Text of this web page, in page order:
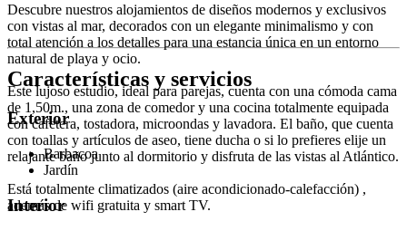
Descubre nuestros alojamientos de diseños modernos y exclusivos
con vistas al mar, decorados con un elegante minimalismo y con
total atención a los detalles para una estancia única en un entorno
natural de playa y ocio.
Este lujoso estudio, ideal para parejas, cuenta con una cómoda cama
de 1,50m., una zona de comedor y una cocina totalmente equipada
con cafetera, tostadora, microondas y lavadora. El baño, que cuenta
con toallas y artículos de aseo, tiene ducha o si lo prefieres elije un
relajante baño junto al dormitorio y disfruta de las vistas al Atlántico.
Está totalmente climatizados (aire acondicionado-calefacción) ,
además de wifi gratuita y smart TV.
Características y servicios
Exterior
Barbacoa
Jardín
Interior